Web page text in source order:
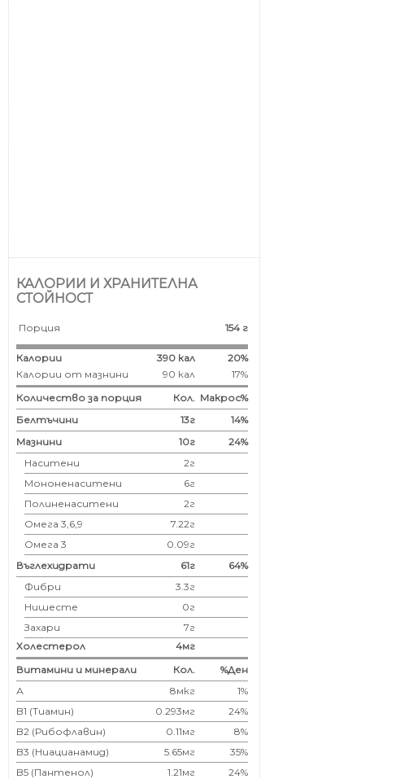
КАЛОРИИ И ХРАНИТЕЛНА
СТОЙНОСТ
Порция 154 г
Калории 390 кал
20%
Калории от мазнини
90 кал
17%
Количество за порция
Кол. Макрос%
Белтъчини
13г
14%
Мазнини
10г
24%
Наситени
2г
Мононенаситени
6г
Полиненаситени
2г
Омега 3,6,9
7.22г
Омега 3
0.09г
Въглехидрати
61г
64%
Фибри
3.3г
Нишесте
0г
Захари
7г
Холестерол
4мг
Витамини и минерали
Кол.
%Ден
А
8мкг
1%
B1 (Тиамин)
0.293мг
24%
B2 (Рибофлавин)
0.11мг
8%
B3 (Ниацианамид)
5.65мг
35%
B5 (Пантенол)
1.21мг
24%